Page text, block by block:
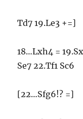
Td7 19.Le3 +=]
18…Lxh4 =
Se7 22.Tf1 Sc6
[22…Sfg6!? =]